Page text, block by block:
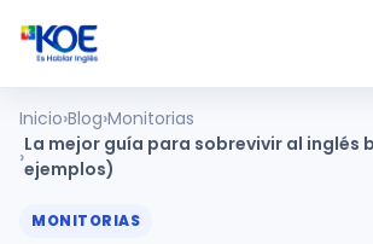
Ingles
Inicio Blog Monitorias
La mejor guía para sobrevivir al inglés
ejemplos)
MONITORIAS